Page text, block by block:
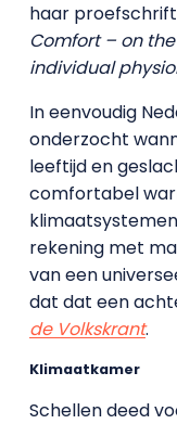
haar
Comfort – on
individual
In eenvoudig
onderzocht
leeftijd en
comfortabel
rekening met
van een
dat dat een
de Volkskrant.
Klimaatkamer
Schellen deed